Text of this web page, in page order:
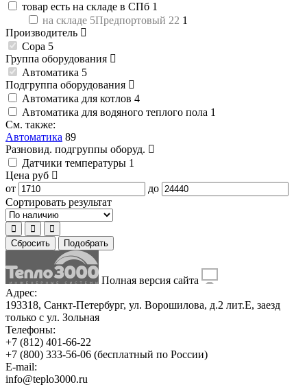
товар есть на складе в СПб 1
на складе 5Предпортовый 22 1
Производитель
Copa 5
Группа оборудования
Автоматика 5
Подгруппа оборудования
Автоматика для котлов 4
Автоматика для водяного теплого пола 1
См. также:
Автоматика 89
Разновид. подгруппы оборуд.
Датчики температуры 1
Цена руб
от
до
Сортировать результат
Сбросить Подобрать
Полная версия сайта
Адрес:
193318, Санкт-Петербург, ул. Ворошилова, д.2 лит.Е, заезд
только с ул. Зольная
Телефоны:
+7 (812) 401-66-22
+7 (800) 333-56-06 (бесплатный по России)
E-mail:
info@teplo3000.ru